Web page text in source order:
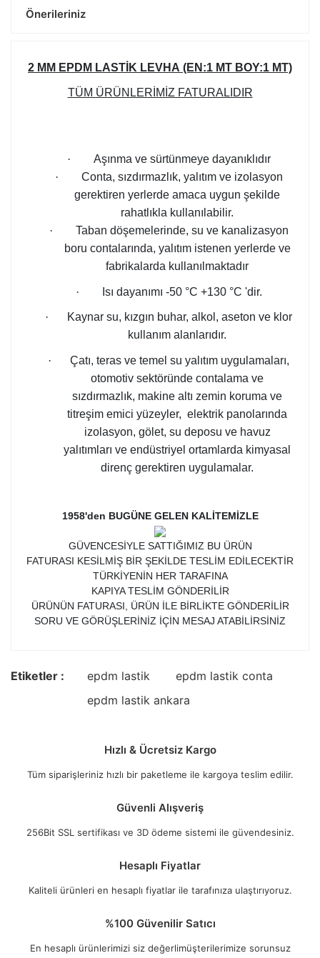
Önerileriniz
2 MM EPDM LASTİK LEVHA (EN:1 MT BOY:1 MT)
TÜM ÜRÜNLERİMİZ FATURALIDIR
·
Aşınma ve sürtünmeye dayanıklıdır
·
Conta, sızdırmazlık, yalıtım ve izolasyon
gerektiren yerlerde amaca uygun şekilde
rahatlıkla kullanılabilir.
·
Taban döşemelerinde, su ve kanalizasyon
boru contalarında, yalıtım istenen yerlerde ve
fabrikalarda kullanılmaktadır
· Isı dayanımı -50 °C +130 °C 'dir.
·
Kaynar su, kızgın buhar, alkol, aseton ve klor
kullanım alanlarıdır.
·
Çatı, teras ve temel su yalıtım uygulamaları,
otomotiv sektöründe contalama ve
sızdırmazlık, makine altı zemin koruma ve
titreşim emici yüzeyler, elektrik panolarında
izolasyon, gölet, su deposu ve havuz
yalıtımları ve endüstriyel ortamlarda kimyasal
direnç gerektiren uygulamalar.
1958'den BUGÜNE GELEN KALİTEMİZLE
GÜVENCESİYLE SATTIĞIMIZ BU ÜRÜN
FATURASI KESİLMİŞ BİR ŞEKİLDE TESLİM EDİLECEKTİR
TÜRKİYENİN HER TARAFINA
KAPIYA TESLİM GÖNDERİLİR
ÜRÜNÜN FATURASI, ÜRÜN İLE BİRLİKTE GÖNDERİLİR
SORU VE GÖRÜŞLERİNİZ İÇİN MESAJ ATABİLİRSİNİZ
Etiketler : epdm lastik
epdm lastik conta
epdm lastik ankara
Hızlı & Ücretsiz Kargo
Tüm siparişleriniz hızlı bir paketleme ile kargoya teslim edilir.
Güvenli Alışveriş
256Bit SSL sertifikası ve 3D ödeme sistemi ile güvendesiniz.
Hesaplı Fiyatlar
Kaliteli ürünleri en hesaplı fiyatlar ile tarafınıza ulaştırıyoruz.
%100 Güvenilir Satıcı
En hesaplı ürünlerimizi siz değerlimüşterilerimize sorunsuz